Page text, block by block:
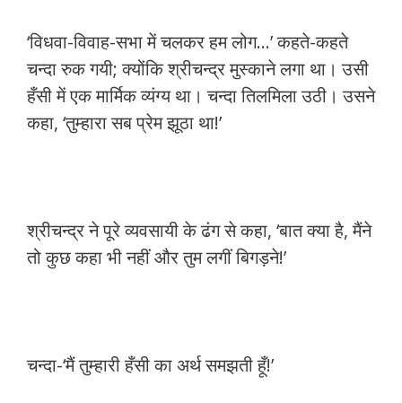
‘विधवा-विवाह-सभा में चलकर हम लोग…’ कहते-कहते
चन्दा रुक गयी; क्योंकि श्रीचन्द्र मुस्काने लगा था। उसी
हँसी में एक मार्मिक व्यंग्य था। चन्दा तिलमिला उठी। उसने
कहा, ‘तुम्हारा सब प्रेम झूठा था!’
श्रीचन्द्र ने पूरे व्यवसायी के ढंग से कहा, ‘बात क्या है, मैंने
तो कुछ कहा भी नहीं और तुम लगीं बिगड़ने!’
चन्दा-‘मैं तुम्हारी हँसी का अर्थ समझती हूँ!’